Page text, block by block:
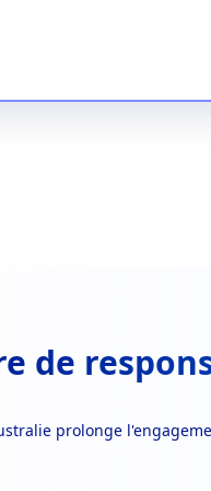
de
prolonge